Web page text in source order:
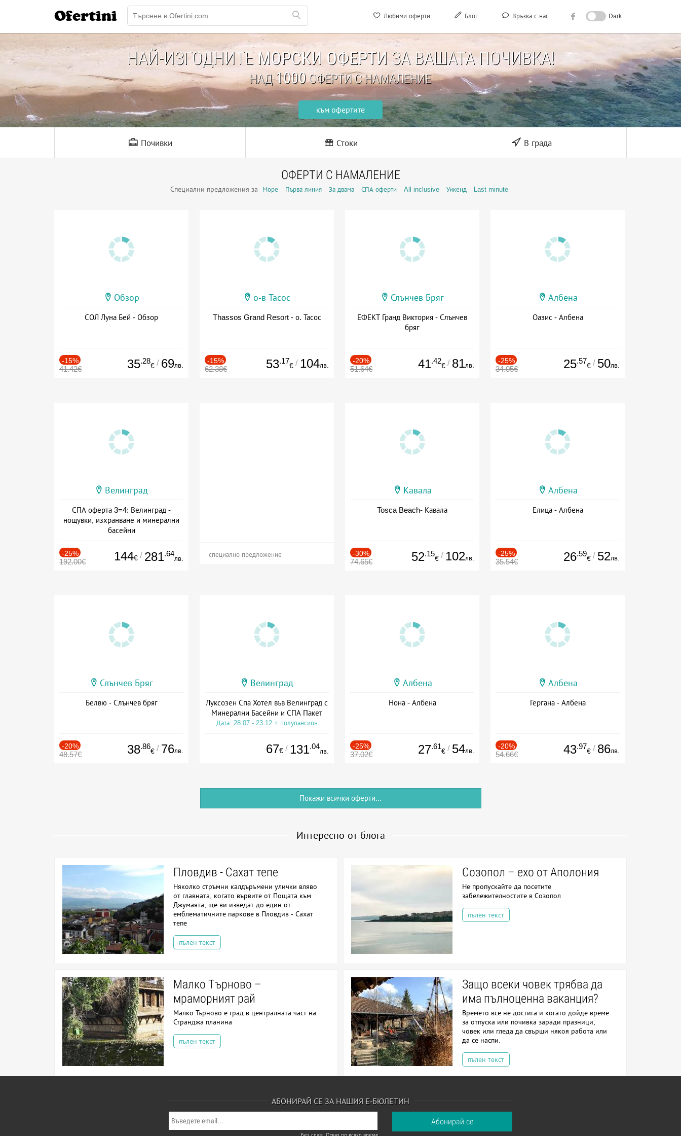
Любими оферти Блог Връзка с нас Dark
Ofertini
НАЙ-ИЗГОДНИТЕ МОРСКИ ОФЕРТИ ЗА ВАШАТА ПОЧИВКА!
НАД1000ОФЕРТИ С НАМАЛЕНИЕ
към офертите
Почивки Стоки В града
ОФЕРТИ С НАМАЛЕНИЕ
Специални предложения за Море Първа линия За двама СПА оферти All inclusive Уикенд Last minute
Обзор
СОЛ Луна Бей - Обзор
-15%
41.42€ 35.28
€ / 69лв.
о-в Тасос
Thassos Grand Resort - о. Тасос
-15%
62.38€ 53.17
€ / 104лв.
Слънчев Бряг
ЕФЕКТ Гранд Виктория - Слънчев
бряг
-20%
51.64€ 41.42
€ / 81лв.
Албена
Оазис - Албена
-25%
34.05€ 25.57
€ / 50лв.
Велинград
СПА оферта 3=4: Велинград -
нощувки, изхранване и минерални
басейни
-25%
192.00€ 144€ / 281.64
лв. специално предложение
Кавала
Tosca Beach- Кавала
-30%
74.65€ 52.15
€ / 102лв.
Албена
Елица - Албена
-25%
35.54€ 26.59
€ / 52лв.
Слънчев Бряг
Белвю - Слънчев бряг
-20%
48.57€ 38.86
€ / 76лв.
Велинград
Луксозен Спа Хотел във Велинград с
Минерални Басейни и СПА Пакет
Дата: 28.07 - 23.12 + полупансион
67€ / 131.04
лв.
Албена
Нона - Албена
-25%
37.02€ 27.61
€ / 54лв.
Албена
Гергана - Албена
-20%
54.66€ 43.97
€ / 86лв.
Покажи всички оферти...
Интересно от блога
Пловдив - Сахат тепе
Няколко стръмни калдъръмени улички вляво
от главната, когато вървите от Пощата към
Джумаята, ще ви изведат до един от
емблематичните паркове в Пловдив - Сахат
тепе
пълен текст
Созопол – ехо от Аполония
Не пропускайте да посетите
забележителностите в Созопол
пълен текст
Малко Търново –
мраморният рай
Малко Търново е град в централната част на
Странджа планина
пълен текст
Защо всеки човек трябва да
има пълноценна ваканция?
Времето все не достига и когато дойде време
за отпуска или почивка заради празници,
човек или гледа да свърши някоя работа или
да се наспи.
пълен текст
АБОНИРАЙ СЕ ЗА НАШИЯ Е-БЮЛЕТИН